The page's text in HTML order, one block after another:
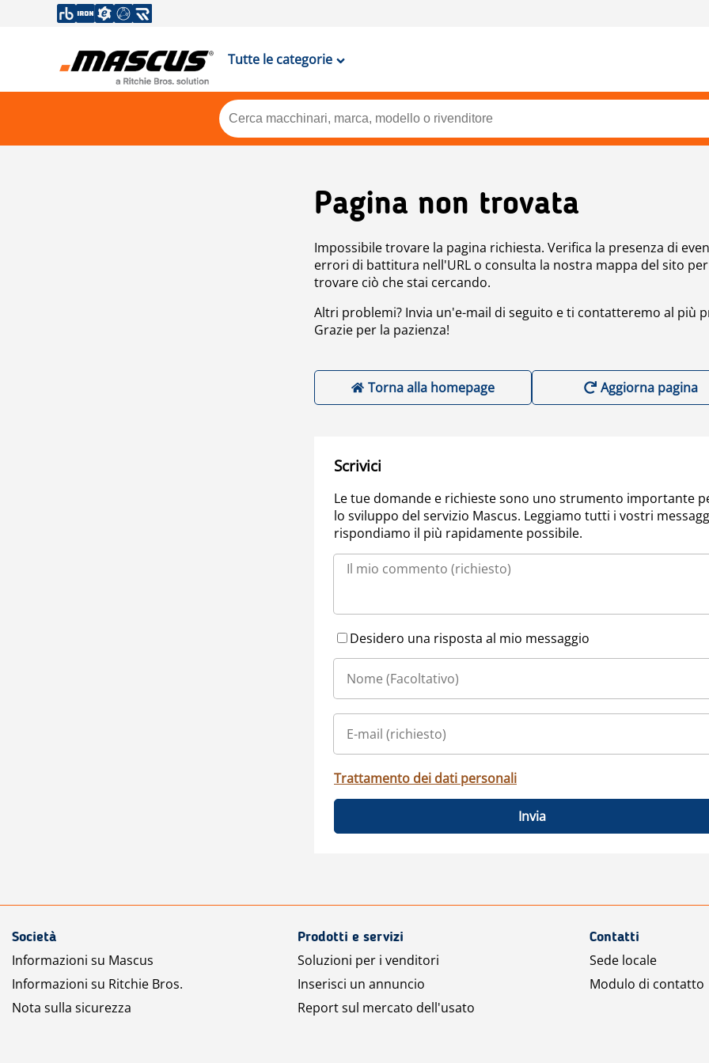
Tutte le categorie
Pagina non trovata
Impossibile trovare la pagina richiesta. Verifica la presenza di
errori di battitura nell'URL o consulta la nostra mappa del sito per
trovare ciò che stai cercando.
Altri problemi? Invia un'e-mail di seguito e ti contatteremo al più
Grazie per la pazienza!
Torna alla homepage Aggiorna pagina
Scrivici
Le tue domande e richieste sono uno strumento importante
lo sviluppo del servizio Mascus. Leggiamo tutti i vostri
rispondiamo il più rapidamente possibile.
Desidero una risposta al mio messaggio
Trattamento dei dati personali
Invia
Società
Informazioni su Mascus
Informazioni su Ritchie Bros.
Nota sulla sicurezza
Prodotti e servizi
Soluzioni per i venditori
Inserisci un annuncio
Report sul mercato dell'usato
Contatti
Sede locale
Modulo di contatto